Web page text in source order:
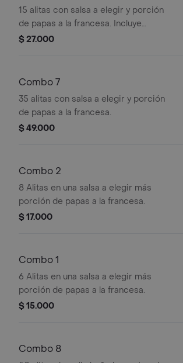
15 alitas con salsa a elegir y porción
de papas a la francesa. Incluye
semillas de ajonjolí.
$ 27.000
Combo 7
35 alitas con salsa a elegir y porción
de papas a la francesa.
$ 49.000
Combo 2
8 Alitas en una salsa a elegir más
porción de papas a la francesa.
$ 17.000
Combo 1
6 Alitas en una salsa a elegir más
porción de papas a la francesa.
$ 15.000
Combo 8